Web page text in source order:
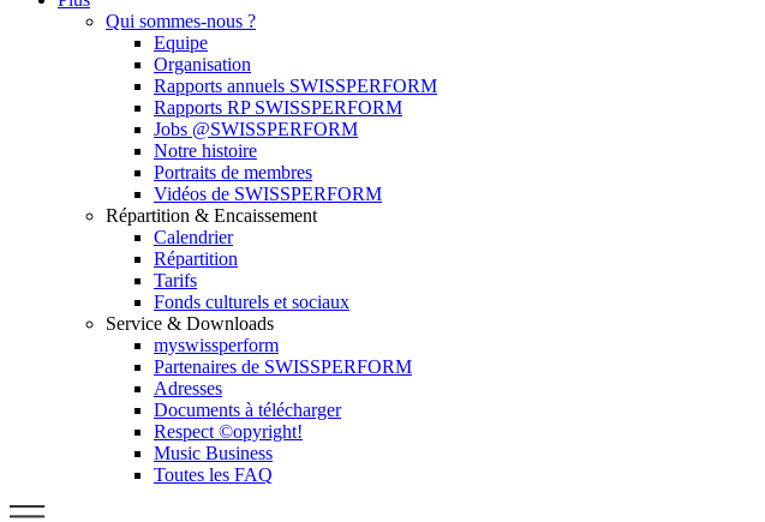
Qui sommes-nous ?
Equipe
Organisation
Rapports annuels SWISSPERFORM
Rapports RP SWISSPERFORM
Jobs @SWISSPERFORM
Notre histoire
Portraits de membres
Vidéos de SWISSPERFORM
Répartition & Encaissement
Calendrier
Répartition
Tarifs
Fonds culturels et sociaux
Service & Downloads
myswissperform
Partenaires de SWISSPERFORM
Adresses
Documents à télécharger
Respect ©opyright!
Music Business
Toutes les FAQ